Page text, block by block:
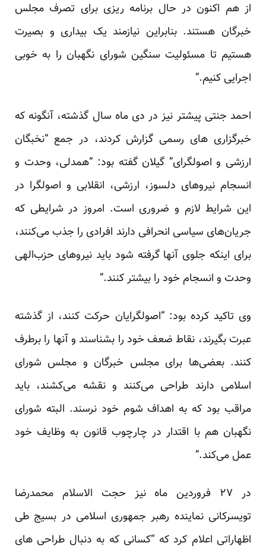
از هم اکنون در حال برنامه ریزی برای تصرف مجلس
خبرگان هستند. بنابراین نیازمند یک بیداری و بصیرت
هستیم تا مسئولیت سنگین شورای نگهبان را به خوبی
اجرایی کنیم.”
احمد جنتی پیشتر نیز در دی ماه سال گذشته، آنگونه که
خبرگزاری های رسمی گزارش کردند، در جمع “نخبگان
ارزشی و اصولگرای” گیلان گفته بود: “همدلی، وحدت و
انسجام نیروهای دلسوز، ارزشی، انقلابی و اصولگرا در
این شرایط لازم و ضروری است. امروز در شرایطی که
جریان‌های سیاسی انحرافی دارند افرادی را جذب می‌کنند،
برای اینکه جلوی آنها گرفته شود باید نیروهای حزب‌الهی
وحدت و انسجام خود را بیشتر کنند.”
وی تاکید کرده بود: “اصولگرایان حرکت کنند، از گذشته
عبرت بگیرند، نقاط ضعف خود را بشناسند و آنها را برطرف
کنند. بعضی‌ها برای مجلس خبرگان و مجلس شورای
اسلامی دارند طراحی می‌کنند و نقشه می‌کشند، باید
مراقب بود که به اهداف شوم خود نرسند. البته شورای
نگهبان هم با اقتدار در چارچوب قانون به وظایف خود
عمل می‌کند.”
در ۲۷ فروردین ماه نیز حجت الاسلام محمدرضا
تویسرکانی نماینده رهبر جمهوری اسلامی در بسیج طی
اظهاراتی اعلام کرد که “کسانی که به دنبال طراحی های